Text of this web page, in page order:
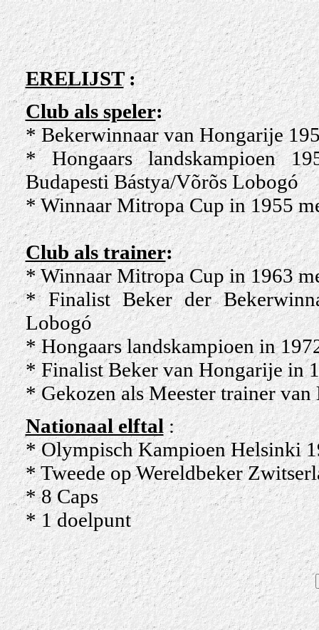
ERELIJST:
Club als speler:
* Bekerwinnaar van Hongarije
* Hongaars landskampioen
Budapesti Bástya/Võrõs Lobogó
* Winnaar Mitropa Cup in 1955
Club als trainer:
* Winnaar Mitropa Cup in 1963
* Finalist Beker der
Lobogó
* Hongaars landskampioen in
* Finalist Beker van Hongarije in
* Gekozen als Meester trainer
Nationaal elftal :
* Olympisch Kampioen Helsinki
* Tweede op Wereldbeker
* 8 Caps
* 1 doelpunt